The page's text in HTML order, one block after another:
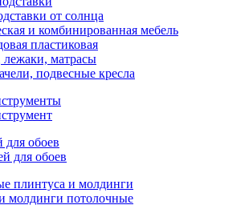
от солнца
и комбинированная мебель
пластиковая
матрасы
подвесные кресла
обоев
для обоев
плинтуса и молдинги
молдинги потолочные